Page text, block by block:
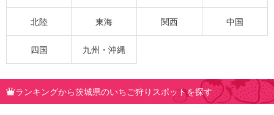
北陸 東海 関西 中国
四国 九州・沖縄
ランキングから茨城県のいちご狩りスポットを探す